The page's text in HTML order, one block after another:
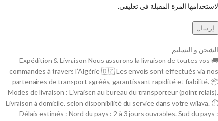
لاستخدامها المرة المقبلة في تعليقي.
الشحن و التسليم
🚚 Expédition & Livraison Nous assurons la livraison de toutes vos
commandes à travers l’Algérie 🇩🇿 Les envois sont effectués via nos
partenaires de transport agréés, garantissant rapidité et fiabilité. 📦
Modes de livraison : Livraison au bureau du transporteur (point relais).
Livraison à domicile, selon disponibilité du service dans votre wilaya. ⏱
Délais estimés : Nord du pays : 2 à 3 jours ouvrables. Sud du pays :